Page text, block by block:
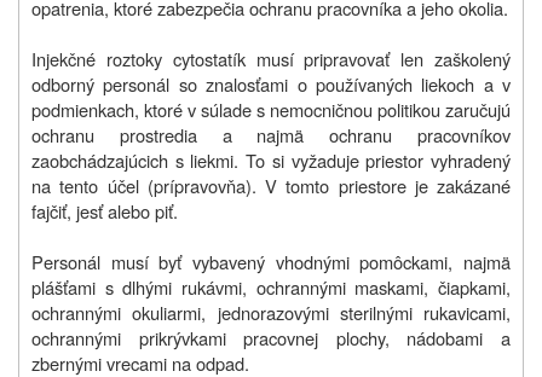
opatrenia, ktoré zabezpečia ochranu pracovníka a jeho okolia.
Injekčné roztoky cytostatík musí pripravovať len zaškolený
odborný personál so znalosťami o používaných liekoch a v
podmienkach, ktoré v súlade s nemocničnou politikou zaručujú
ochranu prostredia a najmä ochranu pracovníkov
zaobchádzajúcich s liekmi. To si vyžaduje priestor vyhradený
na tento účel (prípravovňa). V tomto priestore je zakázané
fajčiť, jesť alebo piť.
Personál musí byť vybavený vhodnými pomôckami, najmä
plášťami s dlhými rukávmi, ochrannými maskami, čiapkami,
ochrannými okuliarmi, jednorazovými sterilnými rukavicami,
ochrannými prikrývkami pracovnej plochy, nádobami a
zbernými vrecami na odpad.